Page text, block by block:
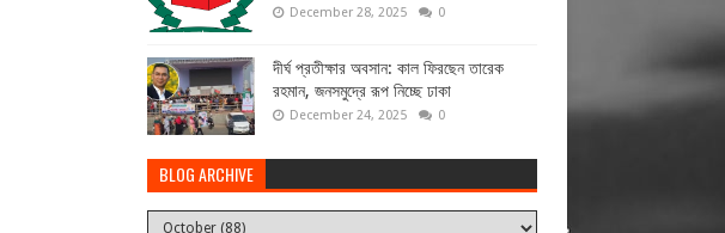
December 28, 2025 0
দীর্ঘ প্রতীক্ষার অবসান: কাল ফিরছেন তারেক
রহমান, জনসমুদ্রে রূপ নিচ্ছে ঢাকা
December 24, 2025 0
BLOG ARCHIVE